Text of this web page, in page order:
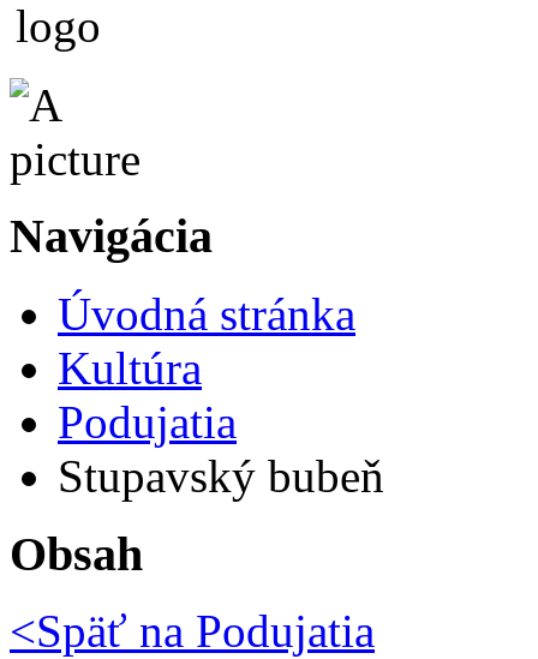
Navigácia
Úvodná stránka
Kultúra
Podujatia
Stupavský bubeň
Obsah
<Späť na Podujatia